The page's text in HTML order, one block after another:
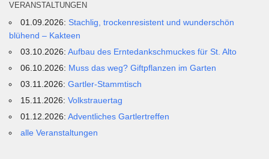
VERANSTALTUNGEN
01.09.2026: Stachlig, trockenresistent und wunderschön
blühend – Kakteen
03.10.2026:Aufbau des Erntedankschmuckes für St. Alto
06.10.2026: Muss das weg? Giftpflanzen im Garten
03.11.2026:Gartler-Stammtisch
15.11.2026:Volkstrauertag
01.12.2026:Adventliches Gartlertreffen
alle Veranstaltungen